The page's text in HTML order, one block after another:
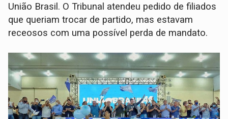
União Brasil. O Tribunal atendeu pedido de filiados
que queriam trocar de partido, mas estavam
receosos com uma possível perda de mandato.